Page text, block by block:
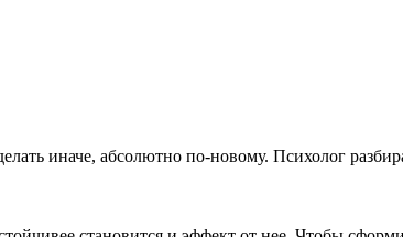
иначе, абсолютно по-новому. Психолог